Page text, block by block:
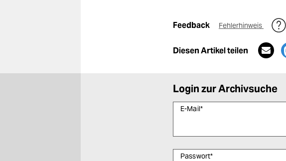
Feedback Fehlerhinweis
Diesen Artikel teilen
Login zur Archivsuche
E-Mail*
Passwort*